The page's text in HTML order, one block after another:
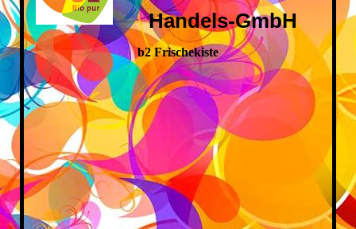
Handels-GmbH
b2 Frischekiste